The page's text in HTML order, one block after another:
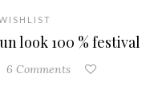
look 100 % festival
6 Comments